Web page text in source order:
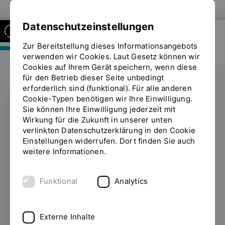
FAKULTÄT MASCHINENBAU
MATHEMATIK
Angst vor Mathe?
Nicht bei uns!
19.09.2025Entspannt in die
Ziel von 110 Studienanfängerinnen und -
anfängern, die bereits vor dem offiziellen
Datenschutzeinstellungen
Zur Bereitstellung dieses Informationsangebots
verwenden wir Cookies. Laut Gesetz können wir
Cookies auf Ihrem Gerät speichern, wenn diese
für den Betrieb dieser Seite unbedingt
erforderlich sind (funktional). Für alle anderen
Cookie-Typen benötigen wir Ihre Einwilligung.
Sie können Ihre Einwilligung jederzeit mit
Wirkung für die Zukunft in unserer unten
verlinkten Datenschutzerklärung in den Cookie
Einstellungen widerrufen. Dort finden Sie auch
weitere Informationen.
Funktional Analytics
Externe Inhalte